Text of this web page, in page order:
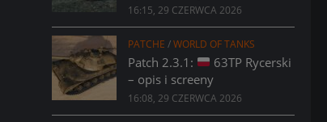
16:15, 29 CZERWCA 2026
PATCHE /WORLD OF TANKS
Patch 2.3.1:
63TP Rycerski
– opis i screeny
16:08, 29 CZERWCA 2026